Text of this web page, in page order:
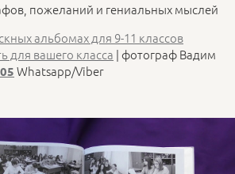
пожеланий и гениальных мыслей
альбомах для 9-11 классов
для вашего класса | фотограф Вадим
Whatsapp/Viber